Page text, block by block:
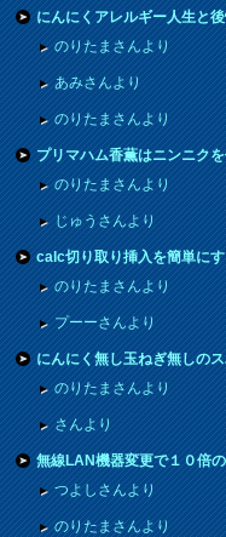
にんにくアレルギー人生と
のりたまさんより
あみさんより
のりたまさんより
プリマハム香薫はニンニク
のりたまさんより
じゅうさんより
calc切り取り挿入を簡単に
のりたまさんより
プーーさんより
にんにく無し玉ねぎ無しの
のりたまさんより
さんより
無線LAN機器変更で１０倍
つよしさんより
のりたまさんより